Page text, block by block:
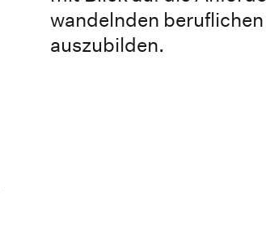
wandelnden
auszubilden.